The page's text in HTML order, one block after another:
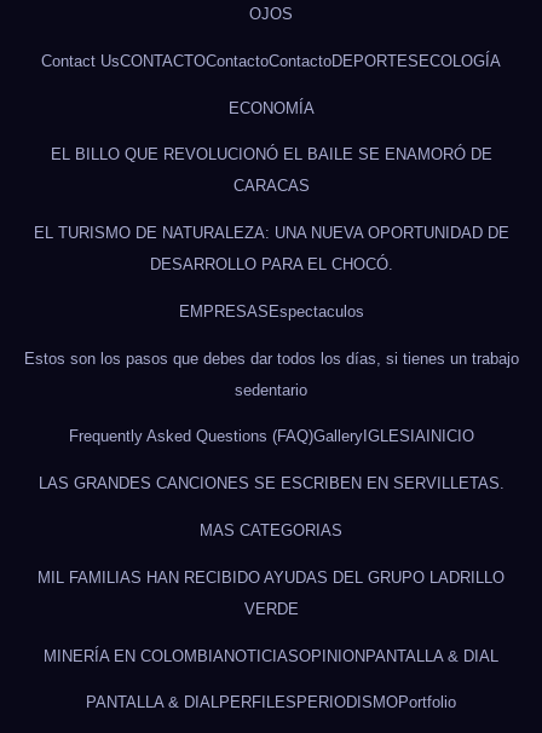
OJOS
Contact UsCONTACTOContactoContactoDEPORTESECOLOGÍA
ECONOMÍA
EL BILLO QUE REVOLUCIONÓ EL BAILE SE ENAMORÓ DE
CARACAS
EL TURISMO DE NATURALEZA: UNA NUEVA OPORTUNIDAD DE
DESARROLLO PARA EL CHOCÓ.
EMPRESAS Espectaculos
Estos son los pasos que debes dar todos los días, si tienes un trabajo
sedentario
Frequently Asked Questions (FAQ)GalleryIGLESIAINICIO
LAS GRANDES CANCIONES SE ESCRIBEN EN SERVILLETAS.
MAS CATEGORIAS
MIL FAMILIAS HAN RECIBIDO AYUDAS DEL GRUPO LADRILLO
VERDE
MINERÍA EN COLOMBIANOTICIASOPINIONPANTALLA & DIAL
PANTALLA & DIALPERFILES PERIODISMOPortfolio